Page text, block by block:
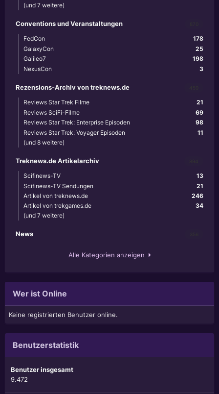
(und 7 weitere)
Conventions und Veranstaltungen
178
FedCon
25
GalaxyCon
198
Galileo7
3
NexusCon
Rezensions-Archiv von treknews.de
21
Reviews Star Trek Filme
69
Reviews SciFi-Filme
98
Reviews Star Trek: Enterprise Episoden
11
Reviews Star Trek: Voyager Episoden
(und 8 weitere)
Treknews.de Artikelarchiv
13
Scifinews-TV
21
Scifinews-TV Sendungen
246
Artikel von treknews.de
34
Artikel von trekgames.de
(und 7 weitere)
News
Alle Kategorien anzeigen
Wer ist Online
Keine registrierten Benutzer online.
Benutzerstatistik
Benutzer insgesamt
9.472